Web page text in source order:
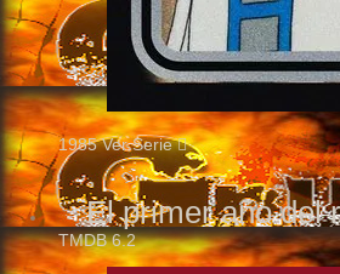
1985 Ver Serie
El primer año del
TMDB6.2